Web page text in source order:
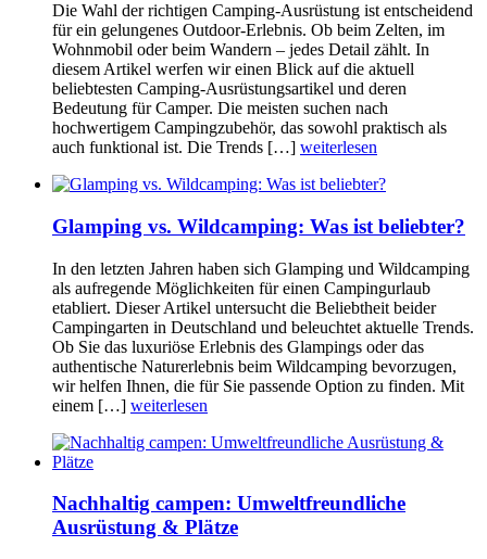
Die Wahl der richtigen Camping-Ausrüstung ist entscheidend
für ein gelungenes Outdoor-Erlebnis. Ob beim Zelten, im
Wohnmobil oder beim Wandern – jedes Detail zählt. In
diesem Artikel werfen wir einen Blick auf die aktuell
beliebtesten Camping-Ausrüstungsartikel und deren
Bedeutung für Camper. Die meisten suchen nach
hochwertigem Campingzubehör, das sowohl praktisch als
auch funktional ist. Die Trends […] weiterlesen
Glamping vs. Wildcamping: Was ist beliebter?
In den letzten Jahren haben sich Glamping und Wildcamping
als aufregende Möglichkeiten für einen Campingurlaub
etabliert. Dieser Artikel untersucht die Beliebtheit beider
Campingarten in Deutschland und beleuchtet aktuelle Trends.
Ob Sie das luxuriöse Erlebnis des Glampings oder das
authentische Naturerlebnis beim Wildcamping bevorzugen,
wir helfen Ihnen, die für Sie passende Option zu finden. Mit
einem […] weiterlesen
Nachhaltig campen: Umweltfreundliche
Ausrüstung & Plätze